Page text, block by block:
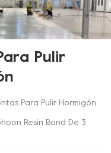
Pulir
Para Pulir Hormigón
Resin Bond De 3